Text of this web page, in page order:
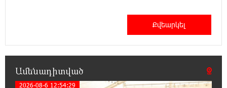
Դմիտրի Մեդվեդև. Արևմուտքի
քաղաքականությունը Հայաստանի
նկատմամբ կրկնում է վրացական սցենարը
Ադրբեջանցիների բնակեցումը
Հայաստանում լուրջ վտանգներ է
Ամենադիտված
2026-08-6 12:54:29